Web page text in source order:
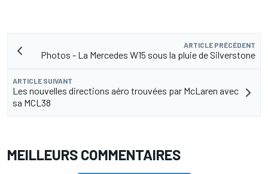
ARTICLE PRÉCÉDENT
Photos - La Mercedes W15 sous la pluie de Silverstone
ARTICLE SUIVANT
Les nouvelles directions aéro trouvées par McLaren avec
sa MCL38
MEILLEURS COMMENTAIRES